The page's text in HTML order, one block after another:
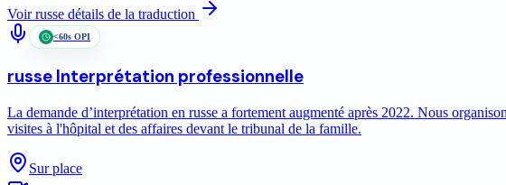
Voirrusse détails de la traduction
<60s OPI
russe Interprétation professionnelle
La demande d’interprétation en russe a fortement augmenté après 2022. Nous
visites à l'hôpital et des affaires devant le tribunal de la famille.
Sur place